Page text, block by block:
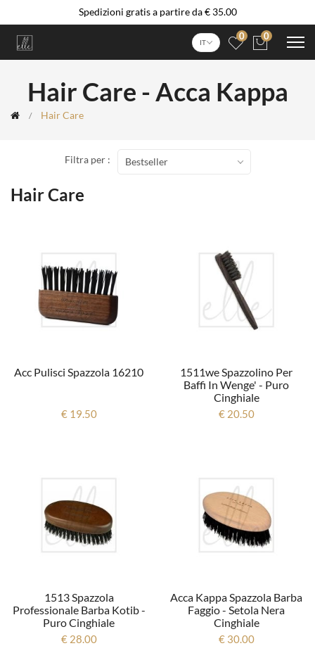
Spedizioni gratis a partire da € 35.00
IT
0 0
Hair Care - Acca Kappa
Hair Care
Hair Care
Filtra per : Bestseller
Acc Pulisci Spazzola 16210
€ 19.50
1511we Spazzolino Per
Baffi In Wenge' - Puro
Cinghiale
€ 20.50
1513 Spazzola
Professionale Barba Kotib -
Puro Cinghiale
€ 28.00
Acca Kappa Spazzola Barba
Faggio - Setola Nera
Cinghiale
€ 30.00